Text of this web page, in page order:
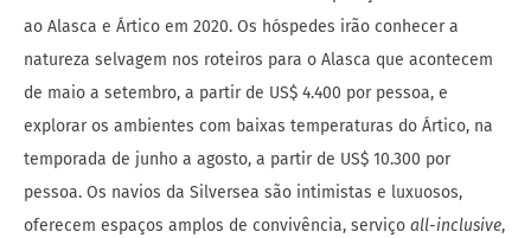
ao Alasca e Ártico em 2020. Os hóspedes irão conhecer a
natureza selvagem nos roteiros para o Alasca que acontecem
de maio a setembro, a partir de US$ 4.400 por pessoa, e
explorar os ambientes com baixas temperaturas do Ártico, na
temporada de junho a agosto, a partir de US$ 10.300 por
pessoa. Os navios da Silversea são intimistas e luxuosos,
oferecem espaços amplos de convivência, serviço all-inclusive,